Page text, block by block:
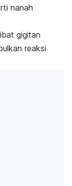
nanah
gigitan
reaksi